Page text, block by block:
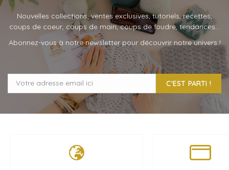
Nouvelles collections, ventes exclusives, tutoriels, recettes,
coups de coeur, coups de main, coups de foudre, tendances…
Abonnez-vous à notre newsletter pour découvrir notre univers !
C'EST PARTI !